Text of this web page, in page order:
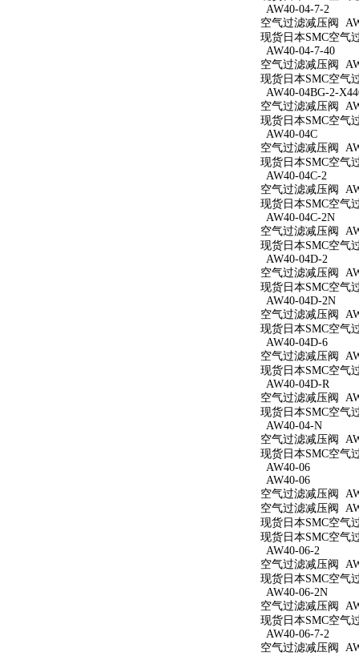
AW40-04-7-2
空气过滤减压阀
现货日本SMC空气
AW40-04-7-40
空气过滤减压阀
现货日本SMC空气
AW40-04BG-2-
空气过滤减压阀
现货日本SMC空气
AW40-04C
空气过滤减压阀
现货日本SMC空气
AW40-04C-2
空气过滤减压阀
现货日本SMC空气
AW40-04C-2N
空气过滤减压阀
现货日本SMC空气
AW40-04D-2
空气过滤减压阀
现货日本SMC空气
AW40-04D-2N
空气过滤减压阀
现货日本SMC空气
AW40-04D-6
空气过滤减压阀
现货日本SMC空气
AW40-04D-R
空气过滤减压阀
现货日本SMC空气
AW40-04-N
空气过滤减压阀
现货日本SMC空气
AW40-06
AW40-06
空气过滤减压阀
空气过滤减压阀
现货日本SMC空气
现货日本SMC空气
AW40-06-2
空气过滤减压阀
现货日本SMC空气
AW40-06-2N
空气过滤减压阀
现货日本SMC空气
AW40-06-7-2
空气过滤减压阀